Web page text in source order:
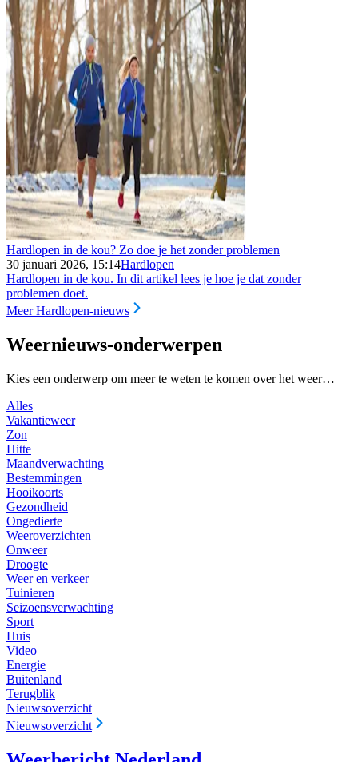
Hardlopen in de kou? Zo doe je het zonder problemen
30 januari 2026, 15:14Hardlopen
Hardlopen in de kou. In dit artikel lees je hoe je dat zonder
problemen doet.
Meer Hardlopen-nieuws
Weernieuws-onderwerpen
Kies een onderwerp om meer te weten te komen over het weer…
Alles
Vakantieweer
Zon
Hitte
Maandverwachting
Bestemmingen
Hooikoorts
Gezondheid
Ongedierte
Weeroverzichten
Onweer
Droogte
Weer en verkeer
Tuinieren
Seizoensverwachting
Sport
Huis
Video
Energie
Buitenland
Terugblik
Nieuwsoverzicht
Nieuwsoverzicht